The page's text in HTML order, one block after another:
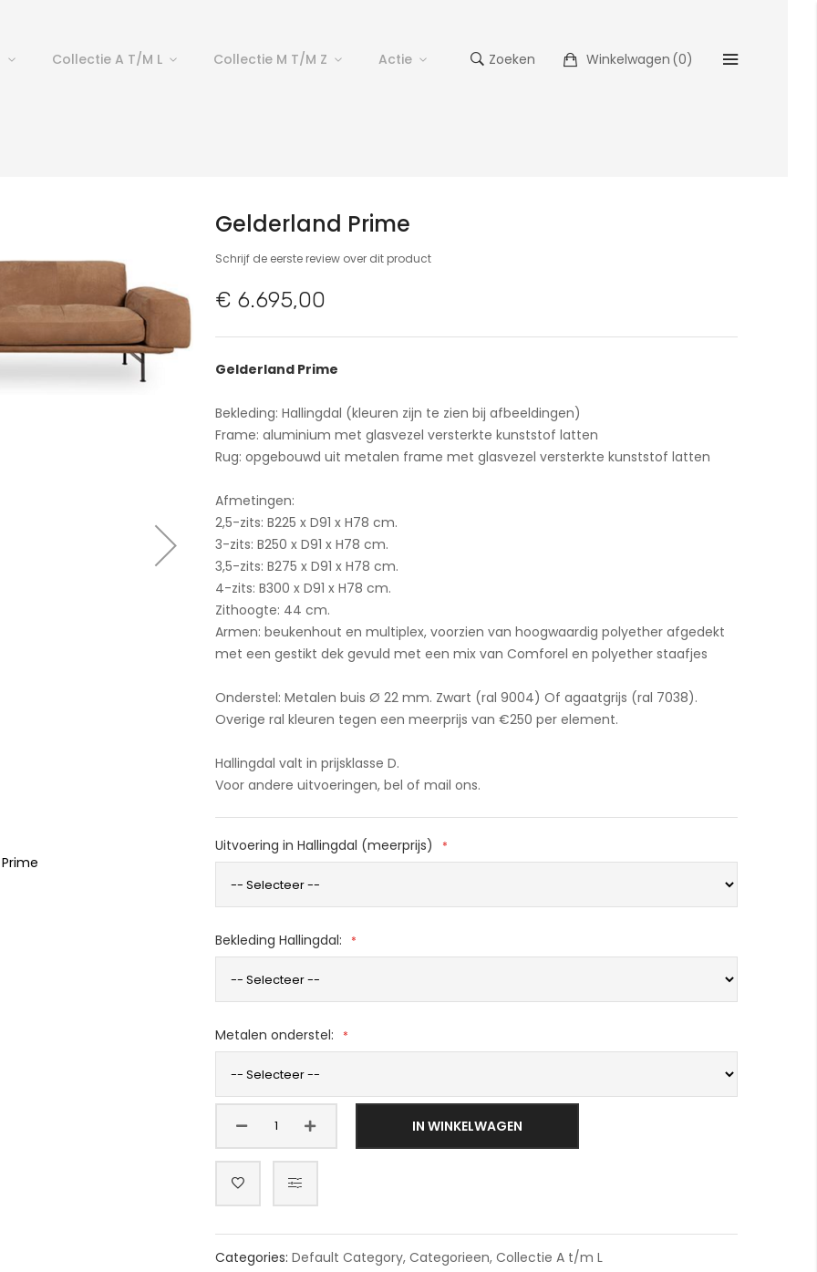
Collectie A T/m L Collectie M T/m Z Actie Zoeken Winkelwagen (0)
Gelderland Prime
Gelderland Prime
Schrijf de eerste review over dit product
€ 6.695,00
Gelderland Prime
Bekleding: Hallingdal (kleuren zijn te zien bij afbeeldingen)
Frame: aluminium met glasvezel versterkte kunststof latten
Rug: opgebouwd uit metalen frame met glasvezel versterkte kunststof latten
Afmetingen:
2,5-zits: B225 x D91 x H78 cm.
3-zits: B250 x D91 x H78 cm.
3,5-zits: B275 x D91 x H78 cm.
4-zits: B300 x D91 x H78 cm.
Zithoogte: 44 cm.
Armen: beukenhout en multiplex, voorzien van hoogwaardig polyether afgedekt
met een gestikt dek gevuld met een mix van Comforel en polyether staafjes
Onderstel: Metalen buis Ø 22 mm. Zwart (ral 9004) Of agaatgrijs (ral 7038).
Overige ral kleuren tegen een meerprijs van €250 per element.
Hallingdal valt in prijsklasse D.
Voor andere uitvoeringen, bel of mail ons.
Uitvoering in Hallingdal (meerprijs)
Bekleding Hallingdal:
Metalen onderstel:
IN WINKELWAGEN
Categories: Default Category, Categorieen, Collectie A t/m L